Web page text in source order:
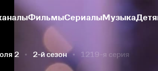
ФильмыСериалыМузыка
2 2-й сезон 1219-я серия